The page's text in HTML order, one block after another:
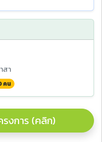
สา
คน
รงการ (คลิก)